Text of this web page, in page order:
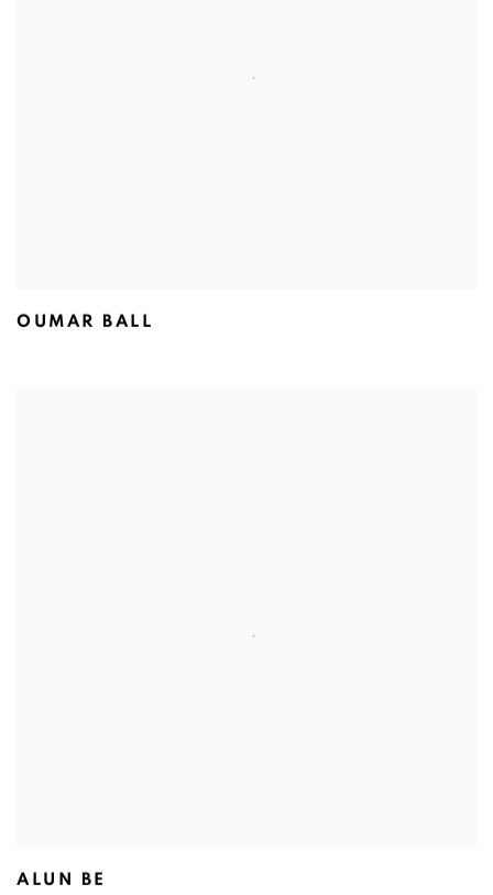
OUMAR BALL
ALUN BE